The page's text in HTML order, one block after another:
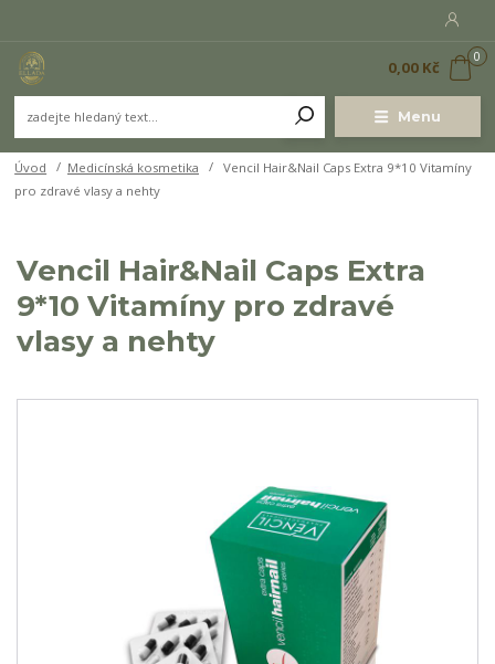
Menu
0
0,00 Kč
Úvod Medicínská kosmetika
Vencil Hair&Nail Caps Extra 9*10 Vitamíny
pro zdravé vlasy a nehty
Vencil Hair&Nail Caps Extra
9*10 Vitamíny pro zdravé
vlasy a nehty